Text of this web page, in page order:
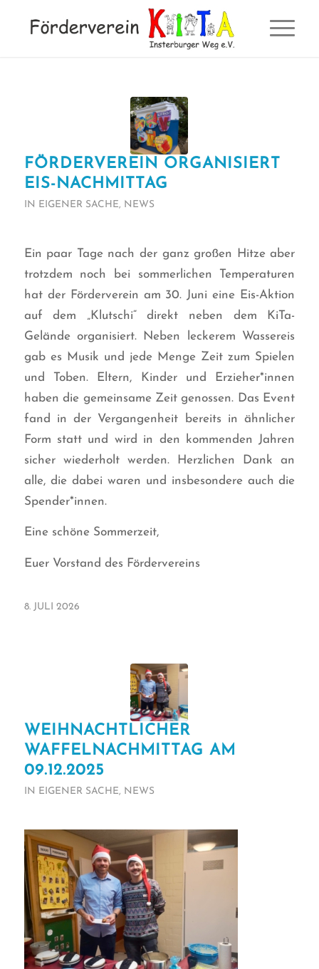
FÖRDERVEREIN ORGANISIERT
EIS-NACHMITTAG
IN EIGENER SACHE, NEWS
Ein paar Tage nach der ganz großen Hitze aber
trotzdem noch bei sommerlichen Temperaturen
hat der Förderverein am 30. Juni eine Eis-Aktion
auf dem „Klutschi“ direkt neben dem KiTa-
Gelände organisiert. Neben leckerem Wassereis
gab es Musik und jede Menge Zeit zum Spielen
und Toben. Eltern, Kinder und Erzieher*innen
haben die gemeinsame Zeit genossen. Das Event
fand in der Vergangenheit bereits in ähnlicher
Form statt und wird in den kommenden Jahren
sicher wiederholt werden. Herzlichen Dank an
alle, die dabei waren und insbesondere auch die
Spender*innen.
Eine schöne Sommerzeit,
Euer Vorstand des Fördervereins
8. JULI 2026
WEIHNACHTLICHER
WAFFELNACHMITTAG AM
09.12.2025
IN EIGENER SACHE, NEWS